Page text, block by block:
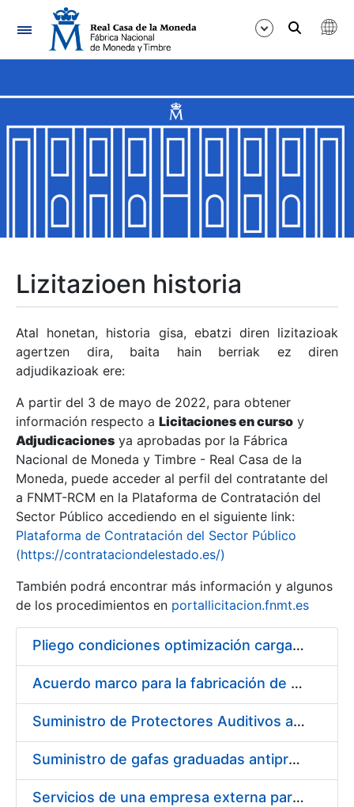
Nabigazioa
Erakutsi/Ezkutatu
Erakutsi/Ezkutatu
Erakutsi/Ezkutatu
Erakutsi/Ezkutatu
Erakutsi/Ezkutatu
Erakutsi/Ezkutatu
Erakutsi/Ezkutatu
Erakutsi/Ezkutatu
Lizitazioen historia
Atal honetan, historia gisa, ebatzi diren lizitazioak
agertzen dira, baita hain berriak ez diren
adjudikazioak ere:
A partir del 3 de mayo de 2022, para obtener
información respecto a Licitaciones en curso y
Adjudicaciones ya aprobadas por la Fábrica
Nacional de Moneda y Timbre - Real Casa de la
Moneda, puede acceder al perfil del contratante del
a FNMT-RCM en la Plataforma de Contratación del
Sector Público accediendo en el siguiente link:
Plataforma de Contratación del Sector Público
(https://contrataciondelestado.es/)
También podrá encontrar más información y algunos
de los procedimientos en portallicitacion.fnmt.es
Pliego condiciones optimización cargas compras firmado
Acuerdo marco para la fabricación de piezas
Suministro de Protectores Auditivos a medida para las personas trabajadoras de los Centros de Trabajo de Madrid y Burgos
Suministro de gafas graduadas antiproyecciones para los trabajadores de la FNMT-RCM en los centros de trabajo de Madrid y Burgos
Servicios de una empresa externa para el asesoramiento y resolución de los recursos de alzada que se presentan relacionados con procesos de selección para la FNMT-RCM